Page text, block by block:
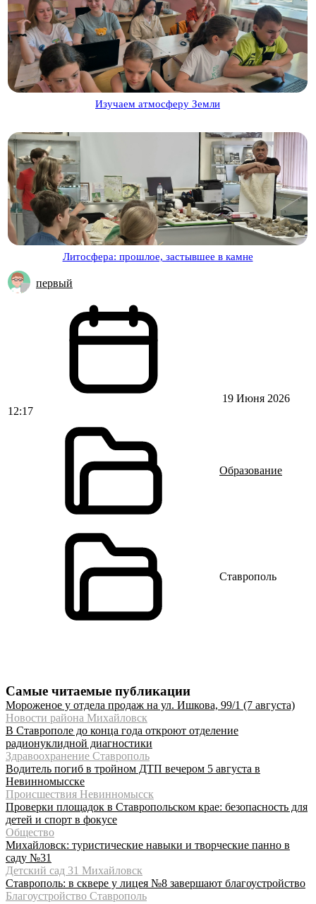
Изучаем атмосферу Земли
Литосфера: прошлое, застывшее в камне
первый
19 Июня 2026
12:17
Образование
Ставрополь
Самые читаемые публикации
Мороженое у отдела продаж на ул. Ишкова, 99/1 (7 августа)
Новости района Михайловск
В Ставрополе до конца года откроют отделение
радионуклидной диагностики
Здравоохранение Ставрополь
Водитель погиб в тройном ДТП вечером 5 августа в
Невинномысске
Происшествия Невинномысск
Проверки площадок в Ставропольском крае: безопасность для
детей и спорт в фокусе
Общество
Михайловск: туристические навыки и творческие панно в
саду №31
Детский сад 31 Михайловск
Ставрополь: в сквере у лицея №8 завершают благоустройство
Благоустройство Ставрополь